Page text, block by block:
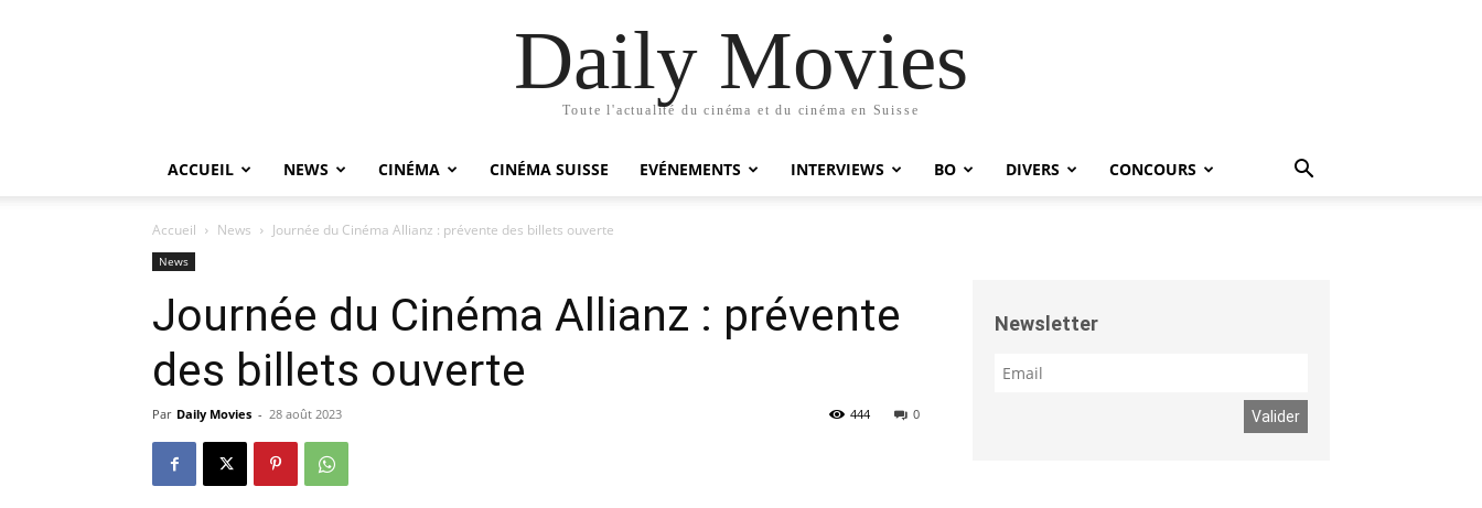
Daily Movies
Toute l'actualité du cinéma et du cinéma en Suisse
ACCUEIL NEWS CINÉMA CINÉMA SUISSE EVÉNEMENTS INTERVIEWS BO DIVERS CONCOURS
Accueil News Journée du Cinéma Allianz : prévente des billets ouverte
News
Journée du Cinéma Allianz : prévente
des billets ouverte
Par Daily Movies - 28 août 2023 0
444
Newsletter